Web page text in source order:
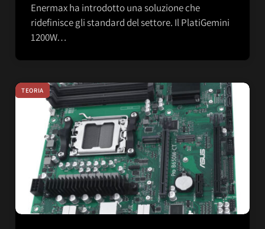
Enermax ha introdotto una soluzione che
ridefinisce gli standard del settore. Il PlatiGemini
1200W…
TEORIA